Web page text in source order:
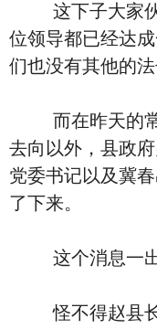
这下子大家伙
位领导都已经达
们也没有其他的
而在昨天的常
去向以外，县政
党委书记以及冀
了下来。
这个消息一出
怪不得赵县长